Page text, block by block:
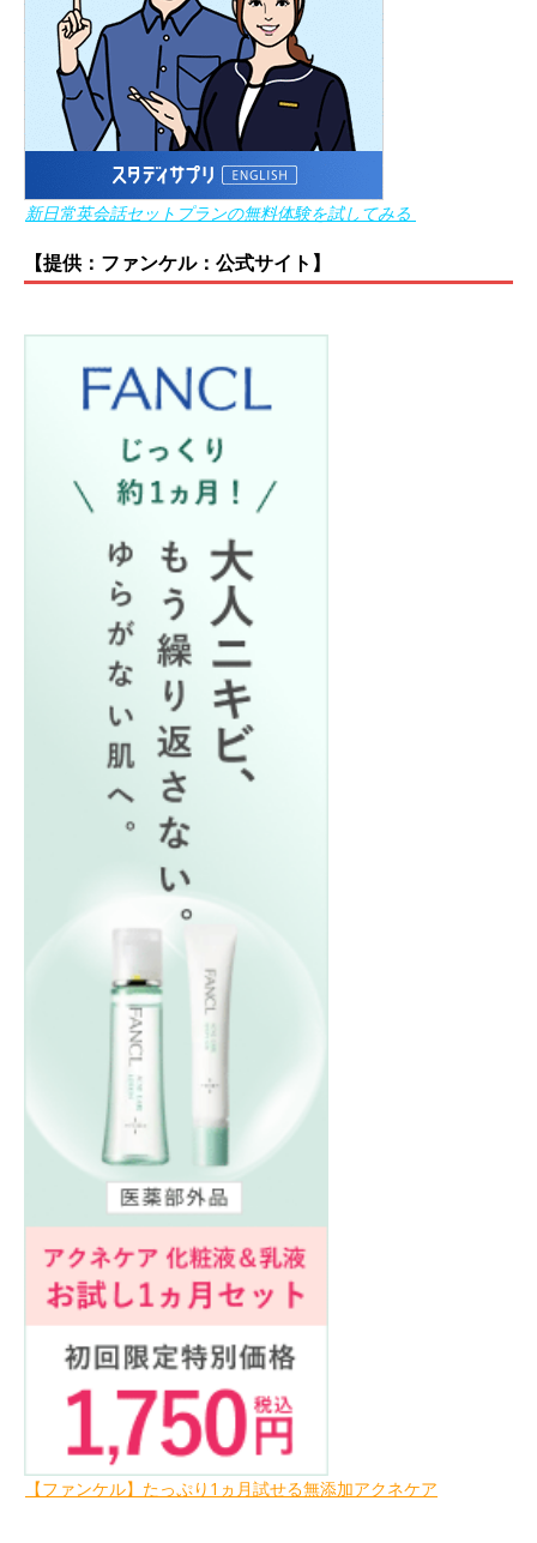
新日常英会話セットプランの無料体験を試してみる
【提供：ファンケル：公式サイト】
【ファンケル】たっぷり1ヵ月試せる無添加アクネケア